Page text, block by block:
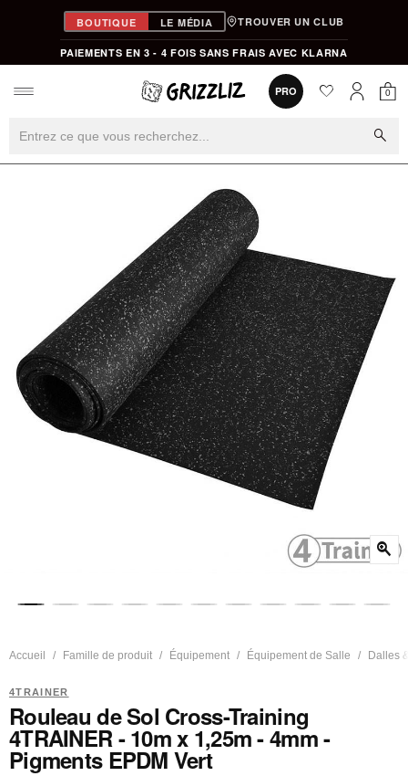
BOUTIQUE LE MÉDIA TROUVER UN CLUB
PAIEMENTS EN 3 - 4 FOIS SANS FRAIS AVEC KLARNA
PRO favorite0
0
search
zoom_in
Accueil Famille de produit Équipement Équipement de Salle Dalles
4TRAINER
Rouleau de Sol Cross-Training
4TRAINER - 10m x 1,25m - 4mm -
Pigments EPDM Vert